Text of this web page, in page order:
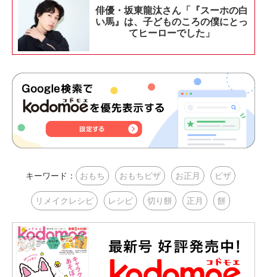
俳優・坂東龍汰さん「『スーホの白
い馬』は、子どものころの僕にとっ
てヒーローでした」
キーワード： おもち おもちピザ お正月 ピザ
リメイクレシピ レシピ 切り餅 正月 餅